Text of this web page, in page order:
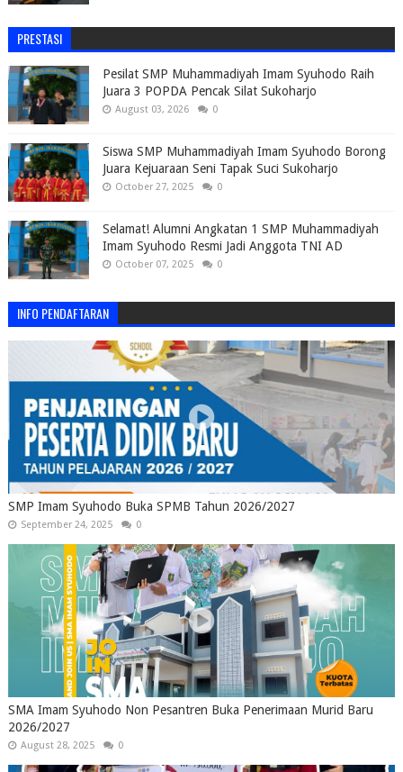
PRESTASI
Pesilat SMP Muhammadiyah Imam Syuhodo Raih
Juara 3 POPDA Pencak Silat Sukoharjo
August 03, 2026 0
Siswa SMP Muhammadiyah Imam Syuhodo Borong
Juara Kejuaraan Seni Tapak Suci Sukoharjo
October 27, 2025 0
Selamat! Alumni Angkatan 1 SMP Muhammadiyah
Imam Syuhodo Resmi Jadi Anggota TNI AD
October 07, 2025 0
INFO PENDAFTARAN
SMP Imam Syuhodo Buka SPMB Tahun 2026/2027
September 24, 2025 0
SMA Imam Syuhodo Non Pesantren Buka Penerimaan Murid Baru
2026/2027
August 28, 2025 0